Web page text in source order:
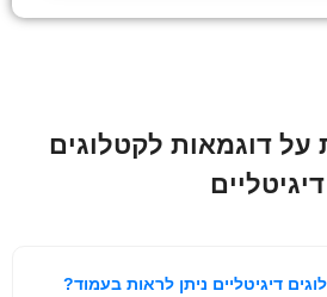
על דוגמאות לקטלוגים
דיגיטליים
דיגיטליים ניתן לראות בעמוד?